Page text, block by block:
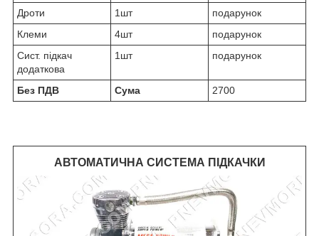
Дроти 1шт
подарунок
Клеми
4шт
подарунок
Сист. підкач
додаткова
1шт подарунок
Без ПДВ Сума 2700
АВТОМАТИЧНА СИСТЕМА ПІДКАЧКИ